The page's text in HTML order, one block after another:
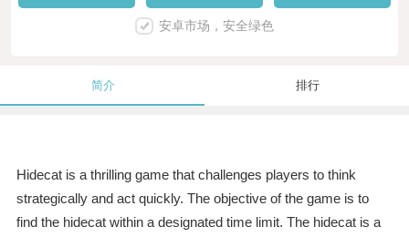
安卓市场，安全绿色
简介 排行
Hidecat is a thrilling game that challenges players to think
strategically and act quickly. The objective of the game is to
find the hidecat within a designated time limit. The hidecat is a